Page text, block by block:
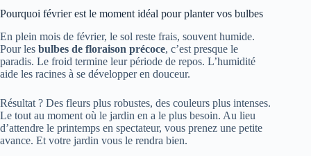
Pourquoi février est le moment idéal pour planter vos bulbes
En plein mois de février, le sol reste frais, souvent humide.
Pour les bulbes de floraison précoce, c’est presque le
paradis. Le froid termine leur période de repos. L’humidité
aide les racines à se développer en douceur.
Résultat ? Des fleurs plus robustes, des couleurs plus intenses.
Le tout au moment où le jardin en a le plus besoin. Au lieu
d’attendre le printemps en spectateur, vous prenez une petite
avance. Et votre jardin vous le rendra bien.